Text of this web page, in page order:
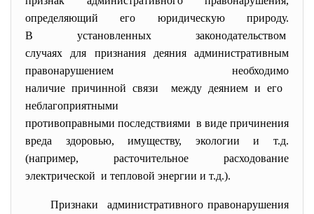
определяющий его юридическую природу.
В установленных законодательством
случаях для признания деяния административным
правонарушением необходимо
наличие причинной связи между деянием и его
неблагоприятными
противоправными последствиями в виде причинения
вреда здоровью, имуществу, экологии и т.д.
(например, расточительное расходование
электрической и тепловой энергии и т.д.).
Признаки административного правонарушения